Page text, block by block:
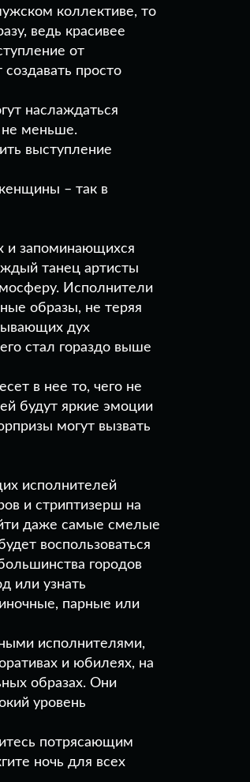
коллективе, то
ведь красивее
от
просто
наслаждаться
не меньше.
выступление
– так в
и запоминающихся
танец артисты
Исполнители
образы, не теряя
дух
стал гораздо выше
в нее то, чего не
будут яркие эмоции
могут вызвать
исполнителей
и стриптизерш на
даже самые смелые
воспользоваться
городов
или узнать
парные или
исполнителями,
и юбилеях, на
образах. Они
уровень
потрясающим
ночь для всех